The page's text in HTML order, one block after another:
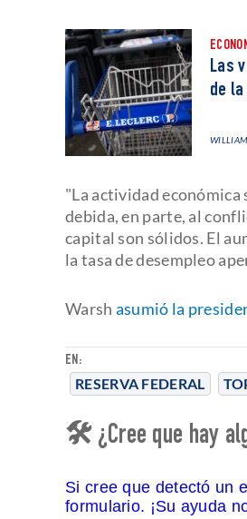
EN:
RESERVA FEDERAL
Las
de
"La actividad económica
debida, en parte, al
capital son sólidos. El
la tasa de desempleo
Warsh asumió la
🛠 ¿Cree que hay
Si cree que detectó un
formulario. ¡Su ayuda